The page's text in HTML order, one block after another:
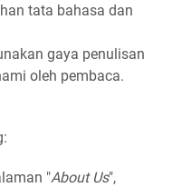
tata bahasa dan
gaya penulisan
oleh pembaca.
"About Us",